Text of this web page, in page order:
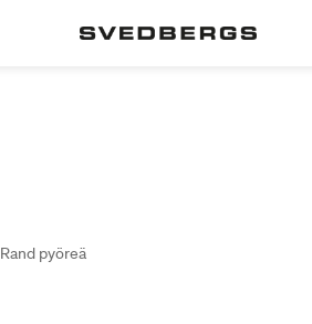
pyöreä